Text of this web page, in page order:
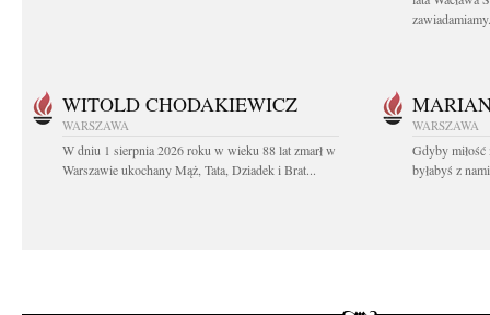
WITOLD CHODAKIEWICZ
WARSZAWA
W dniu 1 sierpnia 2026 roku w wieku 88 lat zmarł w
Warszawie ukochany Mąż, Tata, Dziadek i Brat...
WARSZAWA
Gdyby miłość
byłabyś z